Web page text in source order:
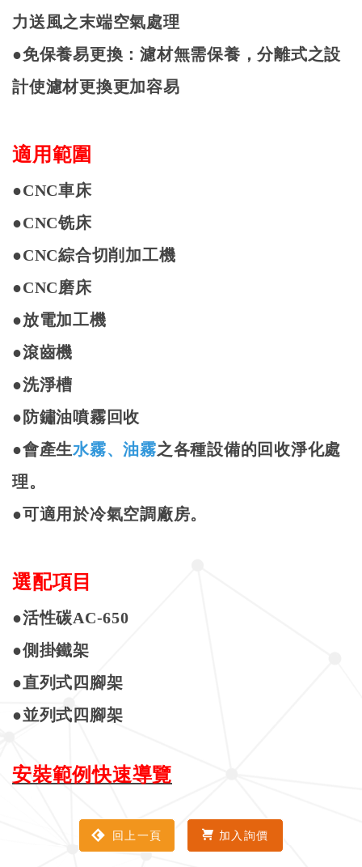
力送風之末端空氣處理
●免保養易更換：濾材無需保養，分離式之設
計使濾材更換更加容易
適用範圍
●CNC車床
●CNC铣床
●CNC綜合切削加工機
●CNC磨床
●放電加工機
●滾齒機
●洗淨槽
● 防鏽油噴霧回收
●會產生水霧、油霧之各種設備的回收淨化處
理。
●可適用於冷氣空調廠房。
選配項目
●活性碳AC-650
●側掛鐵架
●直列式四腳架
●並列式四腳架
安裝範例快速導覽
回上一頁 加入詢價